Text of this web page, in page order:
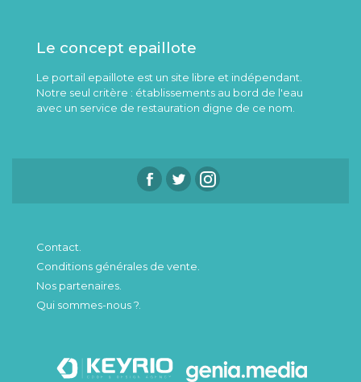
Le concept epaillote
Le portail epaillote est un site libre et indépendant.
Notre seul critère : établissements au bord de l'eau
avec un service de restauration digne de ce nom.
Contact.
Conditions générales de vente.
Nos partenaires.
Qui sommes-nous ?.